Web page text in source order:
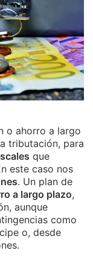
o ahorro a largo
tributación, para
que
este caso nos
. Un plan de
a largo plazo,
aunque
como
o, desde